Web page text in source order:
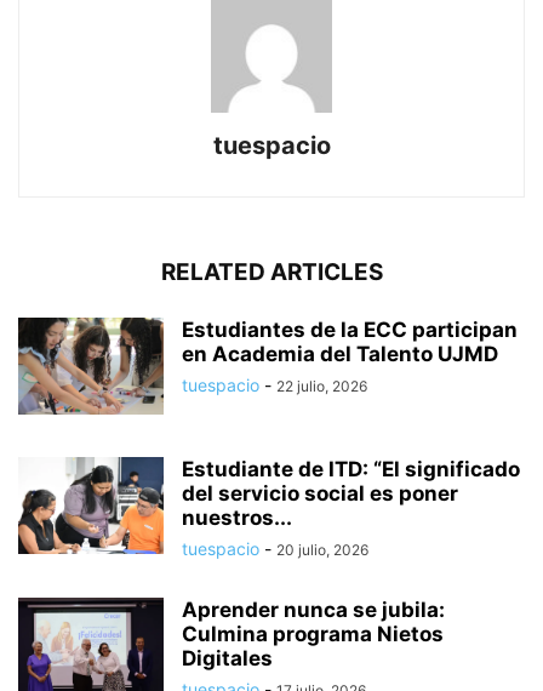
tuespacio
RELATED ARTICLES
Estudiantes de la ECC participan
en Academia del Talento UJMD
tuespacio - 22 julio, 2026
Estudiante de ITD: “El significado
del servicio social es poner
nuestros...
tuespacio - 20 julio, 2026
Aprender nunca se jubila:
Culmina programa Nietos
Digitales